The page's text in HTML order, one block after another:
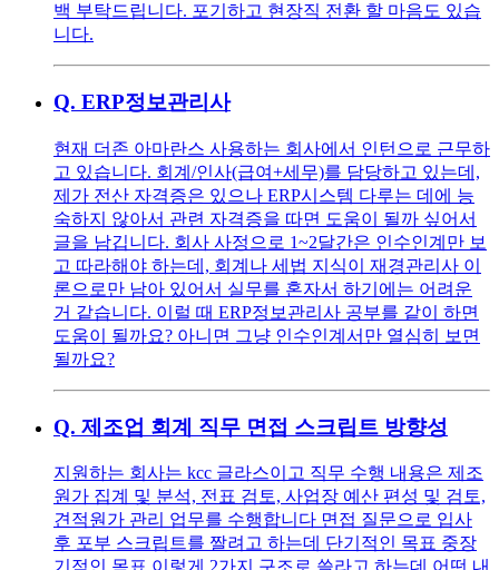
백 부탁드립니다. 포기하고 현장직 전환 할 마음도 있습
니다.
Q. ERP정보관리사
현재 더존 아마란스 사용하는 회사에서 인턴으로 근무하
고 있습니다. 회계/인사(급여+세무)를 담당하고 있는데,
제가 전산 자격증은 있으나 ERP시스템 다루는 데에 능
숙하지 않아서 관련 자격증을 따면 도움이 될까 싶어서
글을 남깁니다. 회사 사정으로 1~2달간은 인수인계만 보
고 따라해야 하는데, 회계나 세법 지식이 재경관리사 이
론으로만 남아 있어서 실무를 혼자서 하기에는 어려운
거 같습니다. 이럴 때 ERP정보관리사 공부를 같이 하면
도움이 될까요? 아니면 그냥 인수인계서만 열심히 보면
될까요?
Q. 제조업 회계 직무 면접 스크립트 방향성
지원하는 회사는 kcc 글라스이고 직무 수행 내용은 제조
원가 집계 및 분석, 전표 검토, 사업장 예산 편성 및 검토,
견적원가 관리 업무를 수행합니다 면접 질문으로 입사
후 포부 스크립트를 짤려고 하는데 단기적인 목표 중장